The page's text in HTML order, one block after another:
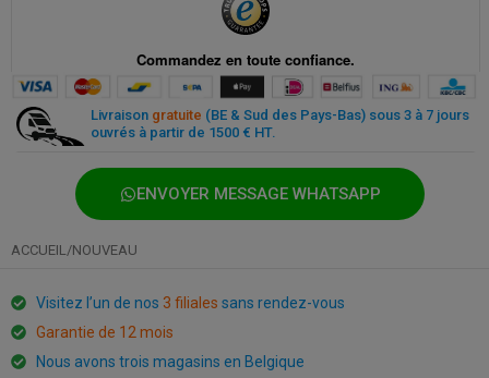
Paiement sécurisé partout et à tout moment
Livraison gratuite (BE & Sud des Pays-Bas) sous 3 à 7 jours
ouvrés à partir de 1500 € HT.
ENVOYER MESSAGE WHATSAPP
ACCUEIL/NOUVEAU
Visitez l’un de nos 3 filiales sans rendez-vous
Garantie de 12 mois
Nous avons trois magasins en Belgique